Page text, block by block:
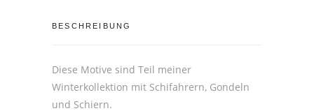
BESCHREIBUNG
Diese Motive sind Teil meiner
Winterkollektion mit Schifahrern, Gondeln
und Schiern.